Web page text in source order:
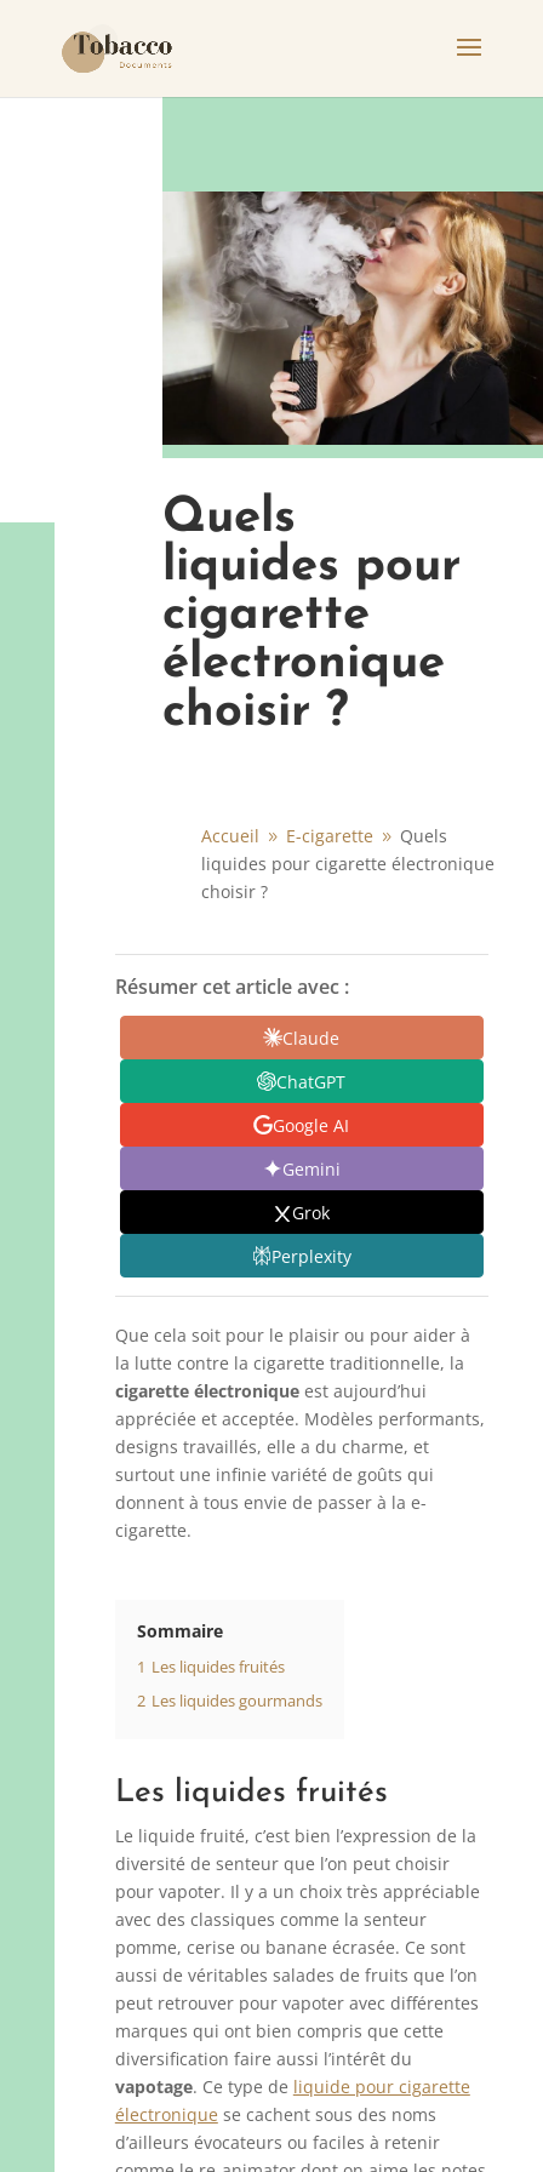
Quels
liquides pour
cigarette
électronique
choisir ?
Accueil 9 E-cigarette 9 Quels
liquides pour cigarette électronique
choisir ?
Résumer cet article avec :
Claude
ChatGPT
Google AI
Gemini
Grok
Perplexity
Que cela soit pour le plaisir ou pour aider à
la lutte contre la cigarette traditionnelle, la
cigarette électroniqueest aujourd’hui
appréciée et acceptée. Modèles performants,
designs travaillés, elle a du charme, et
surtout une infinie variété de goûts qui
donnent à tous envie de passer à la e-
cigarette.
Sommaire
1 Les liquides fruités
2 Les liquides gourmands
Les liquides fruités
Le liquide fruité, c’est bien l’expression de la
diversité de senteur que l’on peut choisir
pour vapoter. Il y a un choix très appréciable
avec des classiques comme la senteur
pomme, cerise ou banane écrasée. Ce sont
aussi de véritables salades de fruits que l’on
peut retrouver pour vapoter avec différentes
marques qui ont bien compris que cette
diversification faire aussi l’intérêt du
vapotage. Ce type de liquide pour cigarette
électronique se cachent sous des noms
d’ailleurs évocateurs ou faciles à retenir